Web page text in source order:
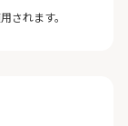
されます。